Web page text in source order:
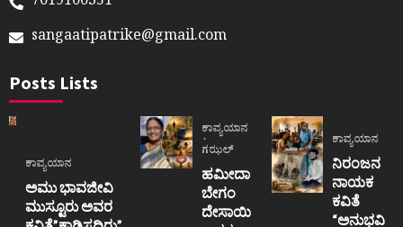
sangaatipatrike@gmail.com
Posts Lists
ಕಾವ್ಯಯಾನ
ಅಮು ಭಾವಜೀವಿ
ಮುಸ್ಟೂರು ಅವರ
ಕಾವ್ಯಯಾನ
ಗಝಲ್
ಹಮೀದಾ
ಬೇಗಂ
ದೇಸಾಯಿ
ಕಾವ್ಯಯಾನ
ನಿರಂಜನ
ನಾಯಕ
ಕವಿತೆ
“ಅನುಭವಿ